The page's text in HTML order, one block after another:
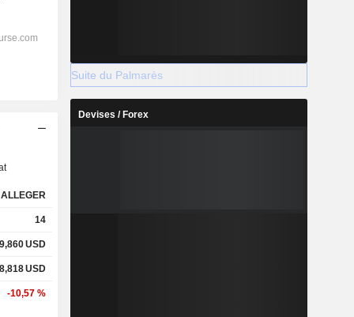
ALLEGER
14
9,860USD
8,818USD
-10,57 %
Suite du Palmarès
Devises / Forex